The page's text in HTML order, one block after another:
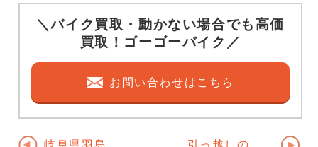
＼バイク買取・動かない場合でも高価
買取！ゴーゴーバイク／
お問い合わせはこちら